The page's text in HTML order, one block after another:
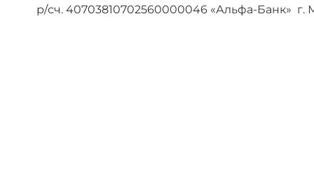
р/сч. 40703810702560000046 «Альфа-Банк» г.